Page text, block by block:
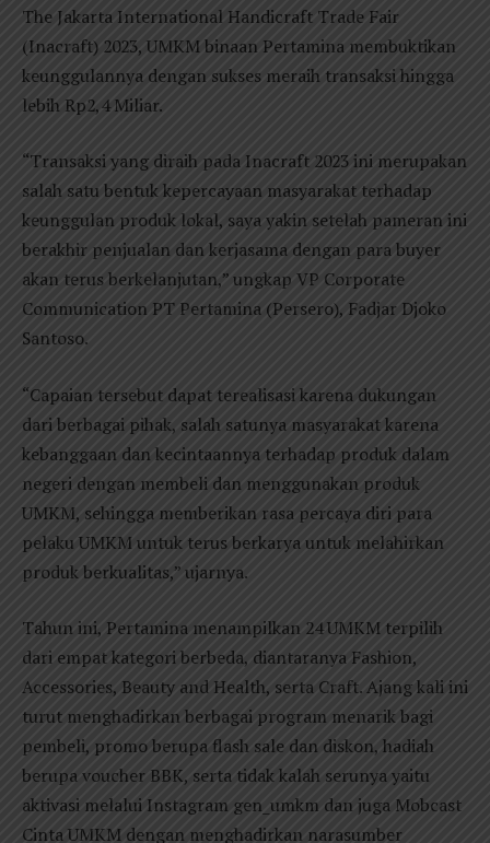
The Jakarta International Handicraft Trade Fair
(Inacraft) 2023, UMKM binaan Pertamina membuktikan
keunggulannya dengan sukses meraih transaksi hingga
lebih Rp2,4 Miliar.
“Transaksi yang diraih pada Inacraft 2023 ini merupakan
salah satu bentuk kepercayaan masyarakat terhadap
keunggulan produk lokal, saya yakin setelah pameran ini
berakhir penjualan dan kerjasama dengan para buyer
akan terus berkelanjutan,” ungkap VP Corporate
Communication PT Pertamina (Persero), Fadjar Djoko
Santoso.
“Capaian tersebut dapat terealisasi karena dukungan
dari berbagai pihak, salah satunya masyarakat karena
kebanggaan dan kecintaannya terhadap produk dalam
negeri dengan membeli dan menggunakan produk
UMKM, sehingga memberikan rasa percaya diri para
pelaku UMKM untuk terus berkarya untuk melahirkan
produk berkualitas,” ujarnya.
Tahun ini, Pertamina menampilkan 24 UMKM terpilih
dari empat kategori berbeda, diantaranya Fashion,
Accessories, Beauty and Health, serta Craft. Ajang kali ini
turut menghadirkan berbagai program menarik bagi
pembeli, promo berupa flash sale dan diskon, hadiah
berupa voucher BBK, serta tidak kalah serunya yaitu
aktivasi melalui Instagram gen_umkm dan juga Mobcast
Cinta UMKM dengan menghadirkan narasumber